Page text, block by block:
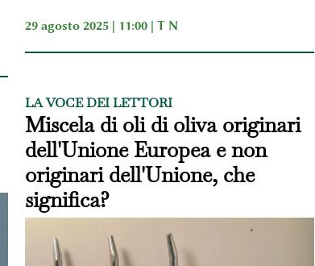
29 agosto 2025 | 11:00 | T N
LA VOCE DEI LETTORI
Miscela di oli di oliva originari
dell'Unione Europea e non
originari dell'Unione, che
significa?